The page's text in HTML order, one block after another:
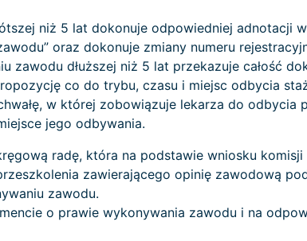
niż 5 lat dokonuje odpowiedniej adnotacji
oraz dokonuje zmiany numeru
dłuższej niż 5 lat przekazuje całość
co do trybu, czasu i miejsc odbycia
w której zobowiązuje lekarza do odbycia
jego odbywania.
radę, która na podstawie wniosku komisji
zawierającego opinię zawodową
zawodu.
o prawie wykonywania zawodu i na